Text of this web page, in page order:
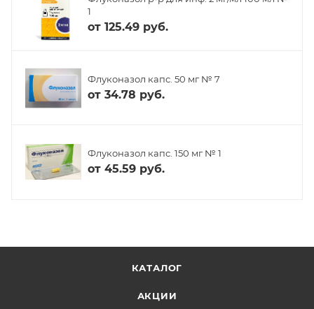
1
от 125.49 руб.
Флуконазол капс. 50 мг № 7
от 34.78 руб.
Флуконазол капс. 150 мг № 1
от 45.59 руб.
КАТАЛОГ
АКЦИИ